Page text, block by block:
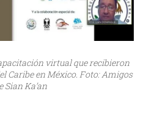
virtual que recibieron
Caribe en México. Foto: Amigos
Sian Ka’an